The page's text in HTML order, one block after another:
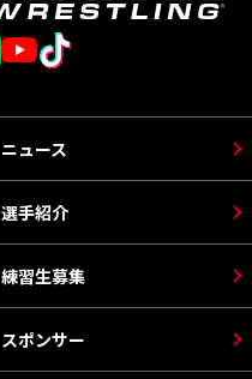
選手紹介
ニュース
スポンサー
練習生募集